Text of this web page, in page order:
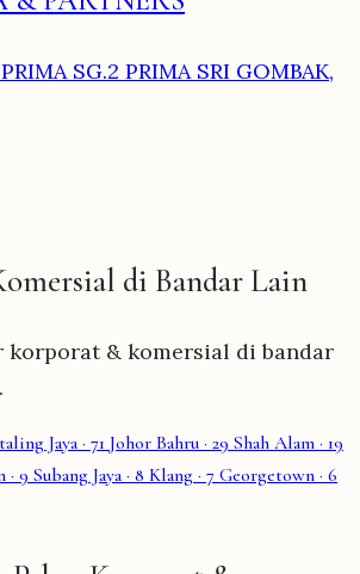
SG.2 PRIMA SRI GOMBAK,
di Bandar Lain
korporat & komersial di bandar
Jaya· 71 Johor Bahru · 29 Shah Alam · 19
· 9 Subang Jaya· 8 Klang · 7 Georgetown · 6